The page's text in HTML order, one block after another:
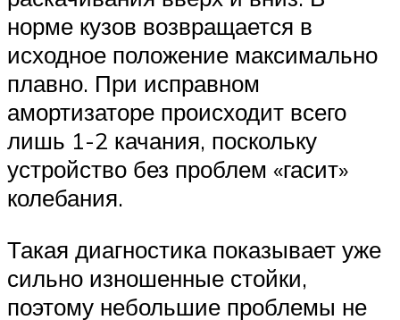
норме кузов возвращается в
исходное положение максимально
плавно. При исправном
амортизаторе происходит всего
лишь 1-2 качания, поскольку
устройство без проблем «гасит»
колебания.
Такая диагностика показывает уже
сильно изношенные стойки,
поэтому небольшие проблемы не